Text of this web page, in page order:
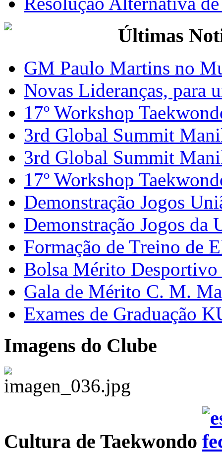
Últimas
GM Paulo Martins no
Novas Lideranças, para
17º Workshop
3rd Global Summit
3rd Global Summit
17º Workshop
Demonstração Jogos
Demonstração Jogos da
Formação de Treino de
Bolsa Mérito
Gala de Mérito C. M.
Exames de Graduação
Imagens do Clube
Cultura de Taekwondo